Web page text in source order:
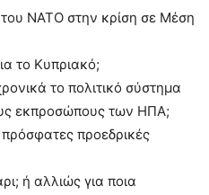
ΝΑΤΟ στην κρίση σε Μέση
το Κυπριακό;
το πολιτικό σύστημα
εκπροσώπους των ΗΠΑ;
πρόσφατες προεδρικές
ή αλλιώς για ποια